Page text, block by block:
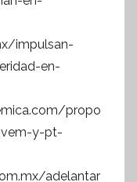
impulsan-
en-
propo
y-pt-
adelantar